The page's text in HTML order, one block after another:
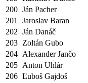
200 Ján Pacher
201
Jaroslav Baran
202 Ján Danáč
203 Zoltán Gubo
204 Alexander Jančo
205 Anton Uhlár
206 Ľuboš Gajdoš